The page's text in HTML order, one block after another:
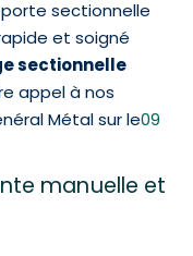
porte sectionnelle
et soigné
sectionnelle
appel à nos
Métal sur le09
manuelle et